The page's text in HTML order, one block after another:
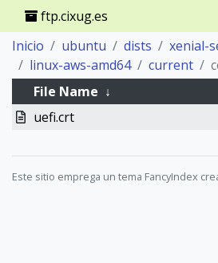
ftp.cixug.es
Inicio
ubuntu dists xenial-
linux-aws-amd64
current
File Name ↓
uefi.crt
Este sitio emprega un tema FancyIndex